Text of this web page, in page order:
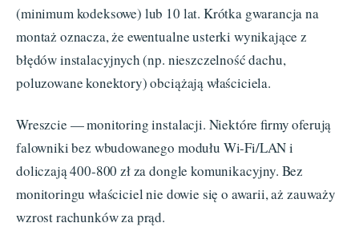
(minimum kodeksowe) lub 10 lat. Krótka gwarancja na
montaż oznacza, że ewentualne usterki wynikające z
błędów instalacyjnych (np. nieszczelność dachu,
poluzowane konektory) obciążają właściciela.
Wreszcie — monitoring instalacji. Niektóre firmy oferują
falowniki bez wbudowanego modułu Wi-Fi/LAN i
doliczają 400-800 zł za dongle komunikacyjny. Bez
monitoringu właściciel nie dowie się o awarii, aż zauważy
wzrost rachunków za prąd.